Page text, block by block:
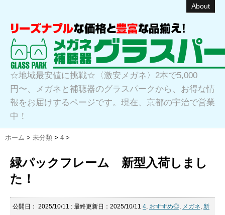
About
☆地域最安値に挑戦☆〈激安メガネ〉2本で5,000
円〜、メガネと補聴器のグラスパークから、お得な情
報をお届けするページです。現在、京都の宇治で営業
中！
ホーム > 未分類 > 4 >
緑パックフレーム 新型入荷しまし
た！
公開日： 2025/10/11 : 最終更新日：2025/10/11 4, おすすめ◎, メガネ, 新